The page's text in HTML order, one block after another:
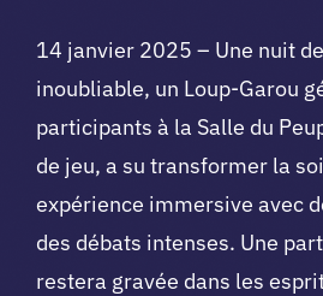
14 janvier 2025 – Une nuit
inoubliable, un Loup-Garou
participants à la Salle du
de jeu, a su transformer la
expérience immersive avec
des débats intenses. Une
restera gravée dans les